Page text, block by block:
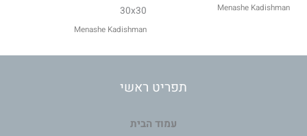
Menashe Kadishman
30x30
Menashe Kadishman
תפריט ראשי
עמוד הבית